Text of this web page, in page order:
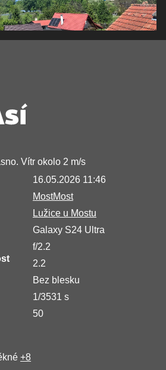
Vítr okolo 2 m/s
16.05.2026 11:46
MostMost
Lužice u Mostu
Galaxy S24 Ultra
f/2.2
2.2
Bez blesku
1/3531 s
50
+8